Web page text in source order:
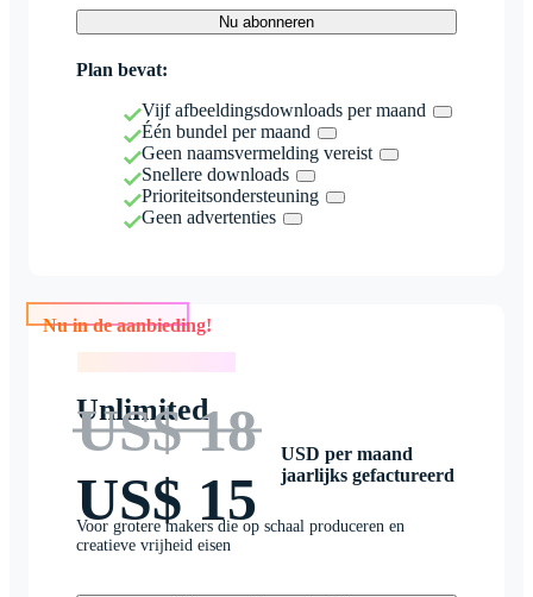
Nu abonneren
Plan bevat:
Vijf afbeeldingsdownloads per maand
Één bundel per maand
Geen naamsvermelding vereist
Snellere downloads
Prioriteitsondersteuning
Geen advertenties
Nu in de aanbieding!
Unlimited
US$ 18
US$ 15
USD per maand
jaarlijks gefactureerd
Voor grotere makers die op schaal produceren en
creatieve vrijheid eisen